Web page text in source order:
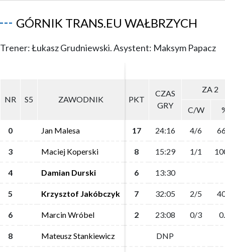
GÓRNIK TRANS.EU WAŁBRZYCH
Trener: Łukasz Grudniewski. Asystent: Maksym Papacz
NR S5 ZAWODNIK PKT
CZAS
GRY
ZA 2
C/W
0 Jan Malesa 17 24:16 4/6
3 Maciej Koperski 8 15:29 1/1
4 Damian Durski 6 13:30
5 Krzysztof Jakóbczyk 7 32:05 2/5
6 Marcin Wróbel 2 23:08 0/3
8 Mateusz Stankiewicz DNP
NR S5 ZAWODNIK PKT
CZAS
GRY
ZA 2
C/W
0 Jan Malesa 17 24:16 4/6
3 Maciej Koperski 8 15:29 1/1
4 Damian Durski 6 13:30
5 Krzysztof Jakóbczyk 7 32:05 2/5
6 Marcin Wróbel 2 23:08 0/3
8 Mateusz Stankiewicz DNP